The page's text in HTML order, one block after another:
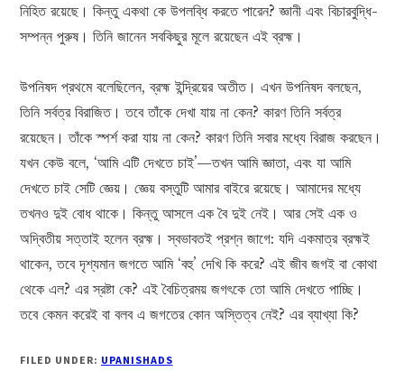
নিহিত রয়েছে। কিন্তু একথা কে উপলব্ধি করতে পারেন? জ্ঞানী এবং বিচারবুদ্ধি-
সম্পন্ন পুরুষ। তিনি জানেন সবকিছুর মূলে রয়েছেন এই ব্রহ্ম।
উপনিষদ প্রথমে বলেছিলেন, ব্রহ্ম ইন্দ্রিয়ের অতীত। এখন উপনিষদ বলছেন,
তিনি সর্বত্র বিরাজিত। তবে তাঁকে দেখা যায় না কেন? কারণ তিনি সর্বত্র
রয়েছেন। তাঁকে স্পর্শ করা যায় না কেন? কারণ তিনি সবার মধ্যে বিরাজ করছেন।
যখন কেউ বলে, ‘আমি এটি দেখতে চাই’—তখন আমি জ্ঞাতা, এবং যা আমি
দেখতে চাই সেটি জ্ঞেয়। জ্ঞেয় বস্তুটি আমার বাইরে রয়েছে। আমাদের মধ্যে
তখনও দুই বোধ থাকে। কিন্তু আসলে এক বৈ দুই নেই। আর সেই এক ও
অদ্বিতীয় সত্তাই হলেন ব্রহ্ম। স্বভাবতই প্রশ্ন জাগে: যদি একমাত্র ব্রহ্মই
থাকেন, তবে দৃশ্যমান জগতে আমি ‘বহু’ দেখি কি করে? এই জীব জগই বা কোথা
থেকে এল? এর স্রষ্টা কে? এই বৈচিত্রময় জগৎকে তো আমি দেখতে পাচ্ছি।
তবে কেমন করেই বা বলব এ জগতের কোন অস্তিত্ব নেই? এর ব্যাখ্যা কি?
FILED UNDER: UPANISHADS